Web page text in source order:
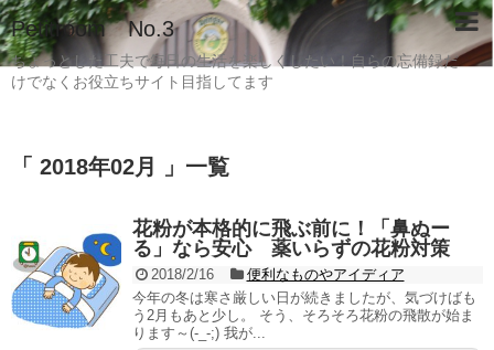
Petitroom No.3
ちょっとした工夫で毎日の生活を楽しくしたい！自らの忘備録だ
けでなくお役立ちサイト目指してます
「 2018年02月 」一覧
花粉が本格的に飛ぶ前に！「鼻ぬー
る」なら安心 薬いらずの花粉対策
2018/2/16
便利なものやアイディア
今年の冬は寒さ厳しい日が続きましたが、気づけばも
う2月もあと少し。 そう、そろそろ花粉の飛散が始ま
ります～(-_-;) 我が...